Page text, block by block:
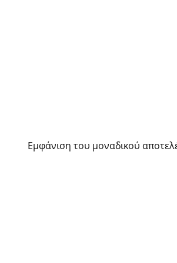
Εμφάνιση του μοναδικού